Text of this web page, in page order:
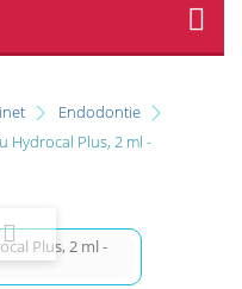
Endodontie
Hydrocal Plus, 2 ml -